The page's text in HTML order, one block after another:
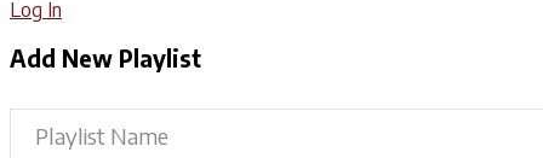
Log In
Add New Playlist